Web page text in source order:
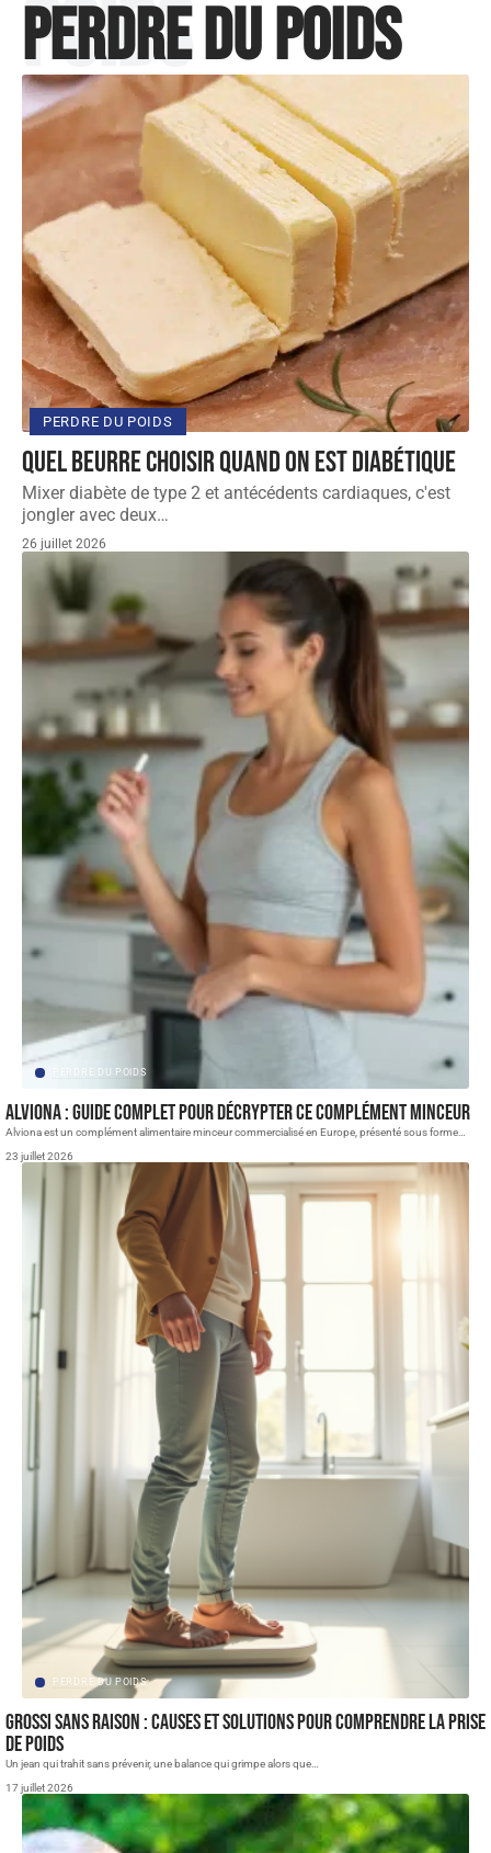
poids
Perdre du poids
PERDRE DU POIDS
Quel beurre choisir quand on est diabétique
Mixer diabète de type 2 et antécédents cardiaques, c'est
jongler avec deux…
26 juillet 2026
PERDRE DU POIDS
Alviona : guide complet pour décrypter ce complément minceur
Alviona est un complément alimentaire minceur commercialisé en Europe, présenté sous forme
23 juillet 2026
PERDRE DU POIDS
Grossi sans raison : Causes et solutions pour comprendre la prise
de poids
Un jean qui trahit sans prévenir, une balance qui grimpe alors que
17 juillet 2026